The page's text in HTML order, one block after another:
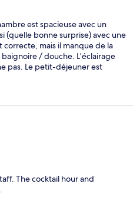
est spacieuse avec un
(quelle bonne surprise) avec une
correcte, mais il manque de la
/ douche. L’éclairage
pas. Le petit-déjeuner est
de commerces. Je
The cocktail hour and